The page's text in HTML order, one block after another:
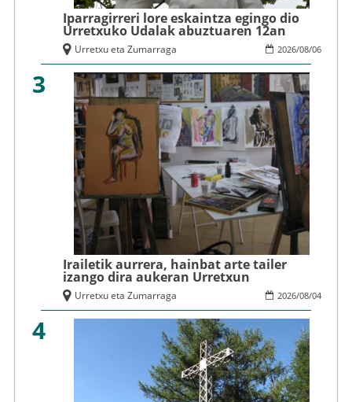
Iparragirreri lore eskaintza egingo dio
Urretxuko Udalak abuztuaren 12an
2026/08/06
Urretxu eta Zumarraga
3
Irailetik aurrera, hainbat arte tailer
izango dira aukeran Urretxun
2026/08/04
Urretxu eta Zumarraga
4